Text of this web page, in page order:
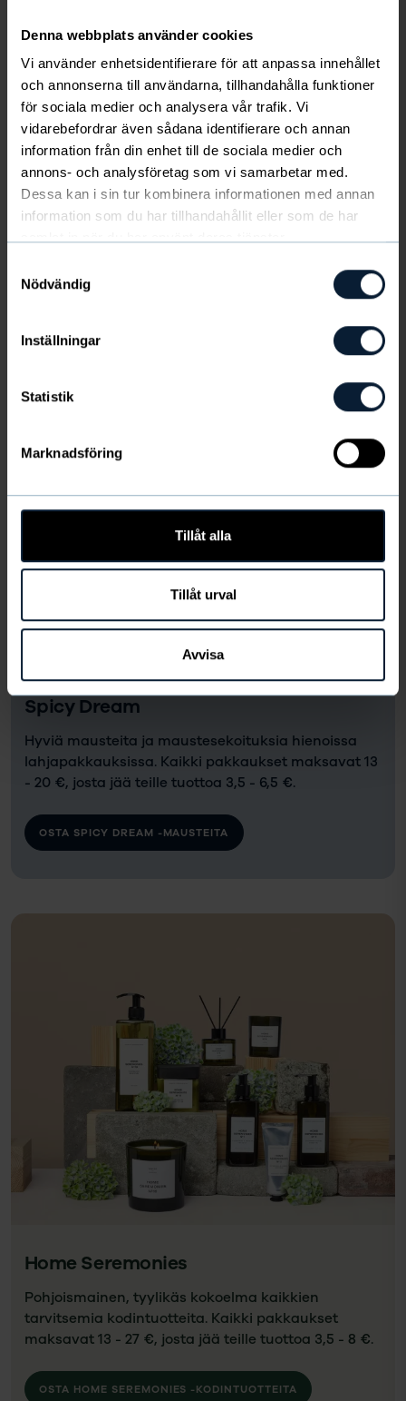
Denna webbplats använder cookies
Vi använder enhetsidentifierare för att anpassa innehållet
och annonserna till användarna, tillhandahålla funktioner
för sociala medier och analysera vår trafik. Vi
vidarebefordrar även sådana identifierare och annan
information från din enhet till de sociala medier och
annons- och analysföretag som vi samarbetar med.
Dessa kan i sin tur kombinera informationen med annan
information som du har tillhandahållit eller som de har
Nödvändig
Inställningar
Statistik
Marknadsföring
Tillåt alla
Tillåt urval
Avvisa
Newbody
Pohjoismaalaisten suosikkivaatteita. Ne tunnetaan
erinomaisesta laadustaan ja istuvuudestaan.
Kaikki pakkaukset maksavat 13 - 27 €, josta jää
teille tuottoa 3,5 - 8 €.
Spicy Dream
Hyviä mausteita ja maustesekoituksia hienoissa
lahjapakkauksissa. Kaikki pakkaukset maksavat 13
- 20 €, josta jää teille tuottoa 3,5 - 6,5 €.
OSTA SPICY DREAM -MAUSTEITA
Home Seremonies
Pohjoismainen, tyylikäs kokoelma kaikkien
tarvitsemia kodintuotteita. Kaikki pakkaukset
maksavat 13 - 27 €, josta jää teille tuottoa 3,5 - 8 €.
OSTA HOME SEREMONIES -KODINTUOTTEITA